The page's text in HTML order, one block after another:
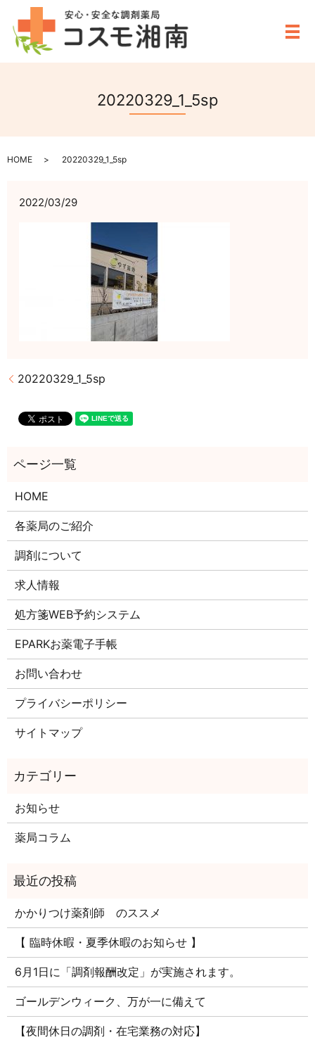
メ
20220329_1_5sp
HOME 20220329_1_5sp
2022/03/29
20220329_1_5sp
HOME
各薬局のご紹介
調剤について
求人情報
処方箋WEB予約システム
EPARKお薬電子手帳
お問い合わせ
プライバシーポリシー
サイトマップ
お知らせ
薬局コラム
かかりつけ薬剤師 のススメ
【 臨時休暇・夏季休暇のお知らせ 】
6月1日に「調剤報酬改定」が実施されます。
ゴールデンウィーク、万が一に備えて
【夜間休日の調剤・在宅業務の対応】